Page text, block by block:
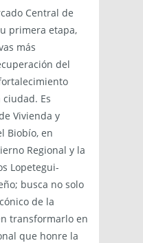
Central de
primera etapa,
más
del
Es
Vivienda y
Biobío, en
Regional y la
Lopetegui-
busca no solo
de la
transformarlo en
que honre la